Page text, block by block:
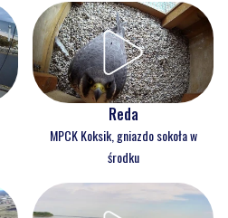
Reda
MPCK Koksik, gniazdo sokoła w
środku